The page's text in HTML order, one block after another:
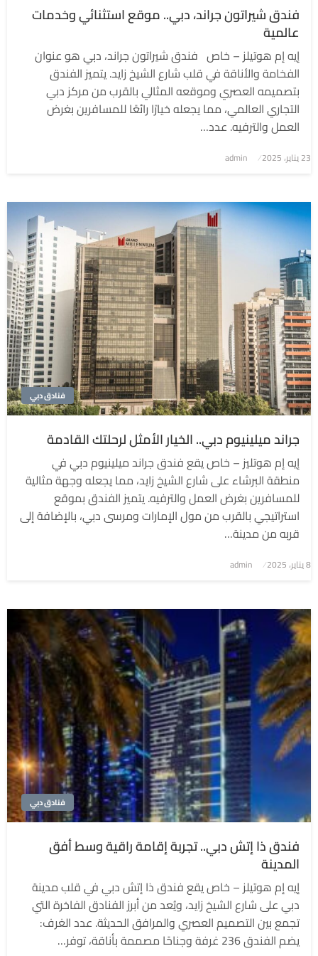
فندق شيراتون جراند، دبي.. موقع استثنائي وخدمات
عالمية
إيه إم هوتيلز – خاص فندق شيراتون جراند، دبي هو عنوان
الفخامة والأناقة في قلب شارع الشيخ زايد. يتميز الفندق
بتصميمه العصري وموقعه المثالي بالقرب من مركز دبي
التجاري العالمي، مما يجعله خيارًا رائعًا للمسافرين بغرض
العمل والترفيه. عدد…
نُشر
23 يناير، 2025 admin
فنادق دبي
جراند ميلينيوم دبي.. الخيار الأمثل لرحلتك القادمة
إيه إم هوتليز – خاص يقع فندق جراند ميلينيوم دبي في
منطقة البرشاء على شارع الشيخ زايد، مما يجعله وجهة مثالية
للمسافرين بغرض العمل والترفيه. يتميز الفندق بموقع
استراتيجي بالقرب من مول الإمارات ومرسى دبي، بالإضافة إلى
قربه من مدينة…
نُشر
في8 يناير، 2025 admin
فنادق دبي
فندق ذا إتش دبي.. تجربة إقامة راقية وسط أفق
المدينة
إيه إم هوتيلز – خاص يقع فندق ذا إتش دبي في قلب مدينة
دبي على شارع الشيخ زايد، ويُعد من أبرز الفنادق الفاخرة التي
تجمع بين التصميم العصري والمرافق الحديثة. عدد الغرف:
يضم الفندق 236 غرفة وجناحًا مصممة بأناقة، توفر…